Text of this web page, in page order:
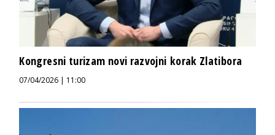
Kongresni turizam novi razvojni korak Zlatibora
07/04/2026 | 11:00